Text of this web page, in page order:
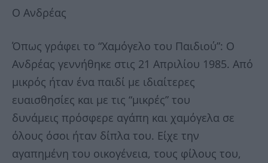
Ο Ανδρέας
Όπως γράφει το “Χαμόγελο του Παιδιού”: Ο
Ανδρέας γεννήθηκε στις 21 Απριλίου 1985. Από
μικρός ήταν ένα παιδί με ιδιαίτερες
ευαισθησίες και με τις “μικρές” του
δυνάμεις πρόσφερε αγάπη και χαμόγελα σε
όλους όσοι ήταν δίπλα του. Είχε την
αγαπημένη του οικογένεια, τους φίλους του,